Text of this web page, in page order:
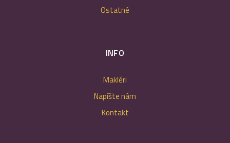
Ostatné
INFO
Makléri
Napíšte nám
Kontakt